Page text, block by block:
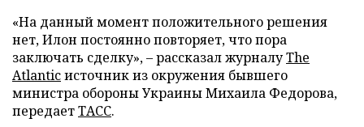
«На данный момент положительного решения
нет, Илон постоянно повторяет, что пора
заключать сделку», – рассказал журналуThe
Atlanticисточник из окружения бывшего
министра обороны Украины Михаила Федорова,
передаетТАСС.